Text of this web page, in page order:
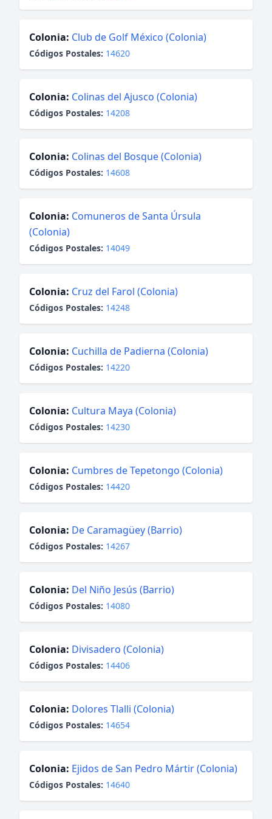
Colonia: Club de Golf México (Colonia)
Códigos Postales: 14620
Colonia: Colinas del Ajusco (Colonia)
Códigos Postales: 14208
Colonia: Colinas del Bosque (Colonia)
Códigos Postales: 14608
Colonia: Comuneros de Santa Úrsula
(Colonia)
Códigos Postales: 14049
Colonia: Cruz del Farol (Colonia)
Códigos Postales: 14248
Colonia: Cuchilla de Padierna (Colonia)
Códigos Postales: 14220
Colonia: Cultura Maya (Colonia)
Códigos Postales: 14230
Colonia: Cumbres de Tepetongo (Colonia)
Códigos Postales: 14420
Colonia: De Caramagüey (Barrio)
Códigos Postales: 14267
Colonia: Del Niño Jesús (Barrio)
Códigos Postales: 14080
Colonia: Divisadero (Colonia)
Códigos Postales: 14406
Colonia: Dolores Tlalli (Colonia)
Códigos Postales: 14654
Colonia: Ejidos de San Pedro Mártir (Colonia)
Códigos Postales: 14640